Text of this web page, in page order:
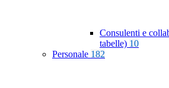
Consulenti e
tabelle) 10
Personale 182